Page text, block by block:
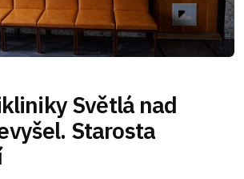
Světlá nad
Starosta